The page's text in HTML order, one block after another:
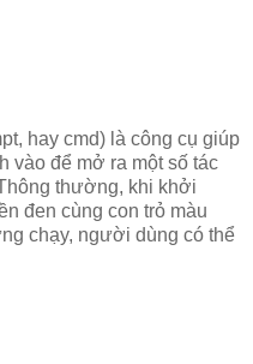
hay cmd) là công cụ giúp
vào để mở ra một số tác
thường, khi khởi
đen cùng con trỏ màu
chạy, người dùng có thể